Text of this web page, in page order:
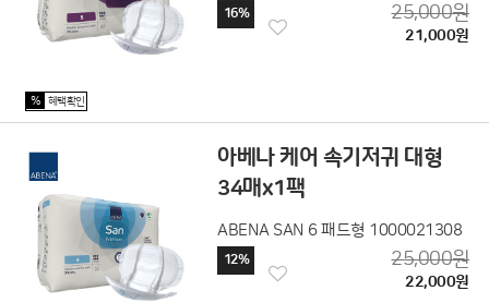
16% 25,000원
21,000원
% 혜택확인
아베나 케어 속기저귀 대형
34매x1팩
ABENA SAN 6 패드형 1000021308
12% 25,000원
22,000원